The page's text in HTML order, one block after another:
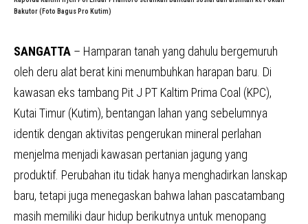
Bakutor (Foto Bagus Pro Kutim)
SANGATTA – Hamparan tanah yang dahulu bergemuruh
oleh deru alat berat kini menumbuhkan harapan baru. Di
kawasan eks tambang Pit J PT Kaltim Prima Coal (KPC),
Kutai Timur (Kutim), bentangan lahan yang sebelumnya
identik dengan aktivitas pengerukan mineral perlahan
menjelma menjadi kawasan pertanian jagung yang
produktif. Perubahan itu tidak hanya menghadirkan lanskap
baru, tetapi juga menegaskan bahwa lahan pascatambang
masih memiliki daur hidup berikutnya untuk menopang